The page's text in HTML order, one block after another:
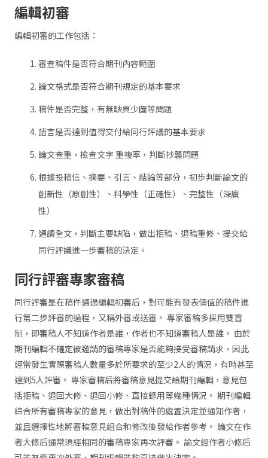
編輯初審
編輯初審的工作包括：
審查稿件是否符合期刊內容範圍
論文格式是否符合期刊規定的基本要求
稿件是否完整，有無缺頁少圖等問題
語言是否達到值得交付給同行評議的基本要求
論文查重，檢查文字 重複率，判斷抄襲問題
根據投稿信、摘要、引言、結論等部分，初步判斷論文的
創新性（原創性）、科學性（正確性）、完整性（深廣
性）
通讀全文，判斷主要缺陷，做出拒稿、退稿重修、提交給
同行評議進一步審稿的決定。
同行評審專家審稿
同行評審是在稿件通過編輯初審后，對可能有發表價值的稿件進
行第二步評審的過程，又稱外審或送審。 專家審稿多採用雙盲
制，即審稿人不知道作者是誰，作者也不知道審稿人是誰。 由於
期刊編輯不確定被邀請的審稿專家是否能夠接受審稿請求，因此
經常發生實際審稿人數量多於所要求的至少2人的情況，有時甚至
達到5人評審。 專家審稿后將審稿意見提交給期刊編輯，意見包
括拒稿、退回大修、退回小修、直接錄用等幾種情況。 期刊編輯
綜合所有審稿專家的意見，做出對稿件的處置決定並通知作者，
並且選擇性地將審稿意見組合和修改後發給作者參考。 論文在作
者大修后通常須經相同的審稿專家再次評審。 論文經作者小修后